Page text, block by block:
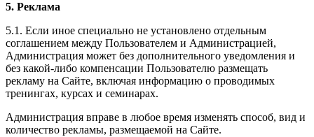
5. Реклама
5.1. Если иное специально не установлено отдельным
соглашением между Пользователем и Администрацией,
Администрация может без дополнительного уведомления и
без какой-либо компенсации Пользователю размещать
рекламу на Сайте, включая информацию о проводимых
тренингах, курсах и семинарах.
Администрация вправе в любое время изменять способ, вид и
количество рекламы, размещаемой на Сайте.